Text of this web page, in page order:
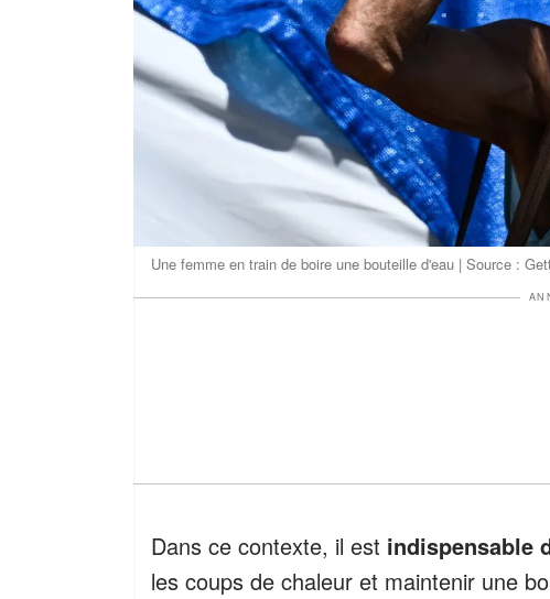
Une femme en train de boire une bouteille d'eau | Source :
Dans ce contexte, il est indispensable
les coups de chaleur et maintenir une